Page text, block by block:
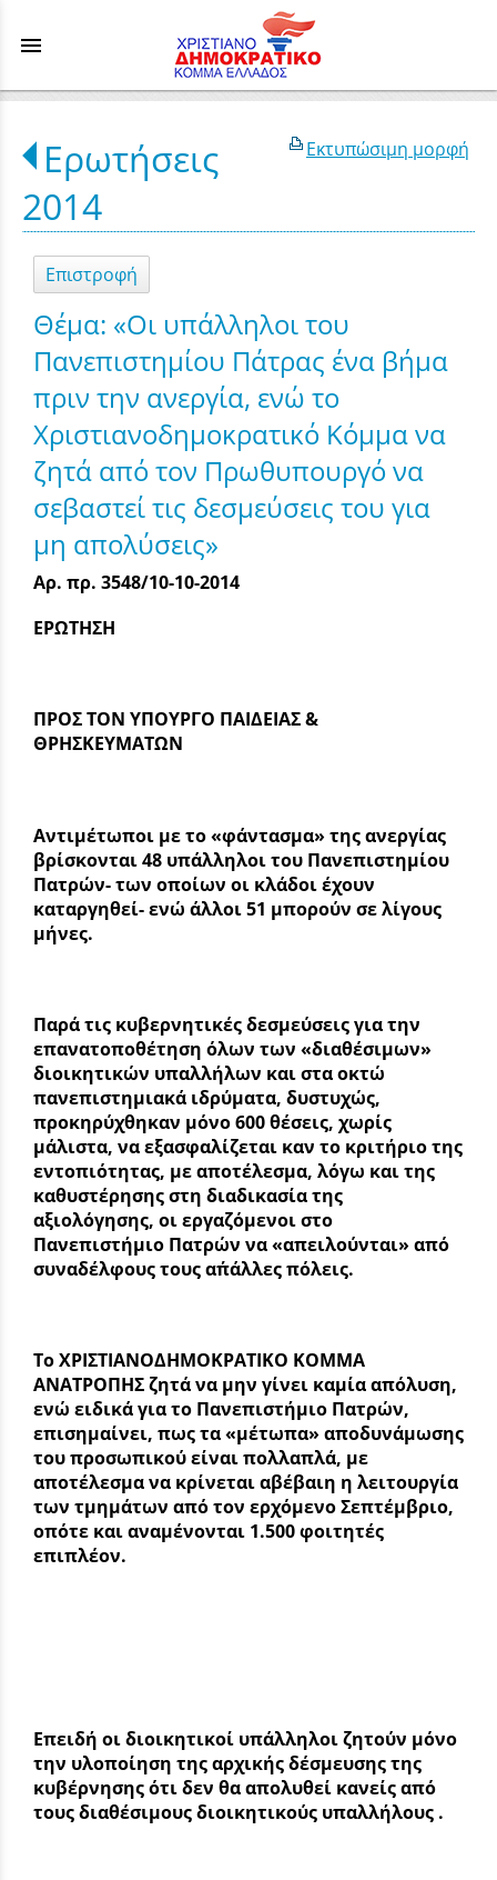
menu
Εκτυπώσιμη μορφή
Ερωτήσεις
2014
Επιστροφή
Θέμα: «Οι υπάλληλοι του
Πανεπιστημίου Πάτρας ένα βήμα
πριν την ανεργία, ενώ το
Χριστιανοδημοκρατικό Κόμμα να
ζητά από τον Πρωθυπουργό να
σεβαστεί τις δεσμεύσεις του για
μη απολύσεις»
Αρ. πρ. 3548/10-10-2014
ΕΡΩΤΗΣΗ
ΠΡΟΣ ΤΟΝ ΥΠΟΥΡΓΟ ΠΑΙΔΕΙΑΣ &
ΘΡΗΣΚΕΥΜΑΤΩΝ
Αντιμέτωποι με το «φάντασμα» της ανεργίας
βρίσκονται 48 υπάλληλοι του Πανεπιστημίου
Πατρών- των οποίων οι κλάδοι έχουν
καταργηθεί- ενώ άλλοι 51 μπορούν σε λίγους
μήνες.
Παρά τις κυβερνητικές δεσμεύσεις για την
επανατοποθέτηση όλων των «διαθέσιμων»
διοικητικών υπαλλήλων και στα οκτώ
πανεπιστημιακά ιδρύματα, δυστυχώς,
προκηρύχθηκαν μόνο 600 θέσεις, χωρίς
μάλιστα, να εξασφαλίζεται καν το κριτήριο της
εντοπιότητας, με αποτέλεσμα, λόγω και της
καθυστέρησης στη διαδικασία της
αξιολόγησης, οι εργαζόμενοι στο
Πανεπιστήμιο Πατρών να «απειλούνται» από
συναδέλφους τους απ΄άλλες πόλεις.
Το ΧΡΙΣΤΙΑΝΟΔΗΜΟΚΡΑΤΙΚΟ ΚΟΜΜΑ
ΑΝΑΤΡΟΠΗΣ ζητά να μην γίνει καμία απόλυση,
ενώ ειδικά για το Πανεπιστήμιο Πατρών,
επισημαίνει, πως τα «μέτωπα» αποδυνάμωσης
του προσωπικού είναι πολλαπλά, με
αποτέλεσμα να κρίνεται αβέβαιη η λειτουργία
των τμημάτων από τον ερχόμενο Σεπτέμβριο,
οπότε και αναμένονται 1.500 φοιτητές
επιπλέον.
Επειδή οι διοικητικοί υπάλληλοι ζητούν μόνο
την υλοποίηση της αρχικής δέσμευσης της
κυβέρνησης ότι δεν θα απολυθεί κανείς από
τους διαθέσιμους διοικητικούς υπαλλήλους .